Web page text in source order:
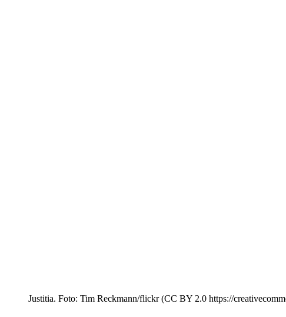
Justitia. Foto: Tim Reckmann/​flickr (CC BY 2.0 https://